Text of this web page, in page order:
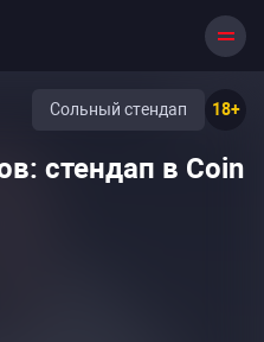
18+
Сольный стендап
стендап в Coin